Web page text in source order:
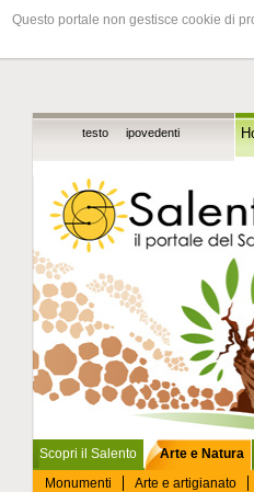
Questo portale non gestisce cookie di
testo ipovedenti
Scopri il Salento
Arte e Natura
Monumenti
Arte e artigianato